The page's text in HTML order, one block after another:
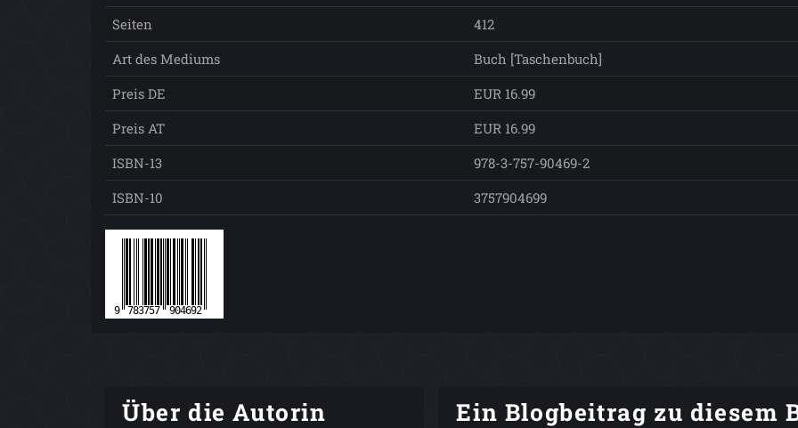
Seiten
412
Art des Mediums
Buch [Taschenbuch]
Preis DE
EUR 16.99
Preis AT
EUR 16.99
ISBN-13
978-3-757-90469-2
ISBN-10
3757904699
Über die Autorin Ein Blogbeitrag zu diesem